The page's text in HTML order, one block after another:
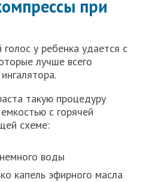
при
у ребенка удается с
лучше всего
такую процедуру
с горячей
схеме:
воды
капель эфирного масла